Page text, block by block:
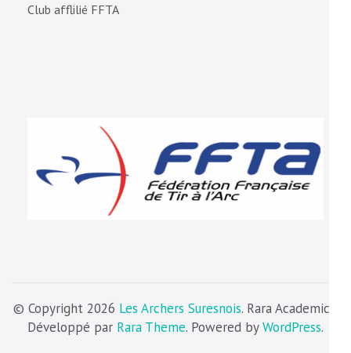
Club afflilié FFTA
© Copyright 2026 Les Archers Suresnois. Rara Academic |
Développé par Rara Theme. Powered byWordPress.